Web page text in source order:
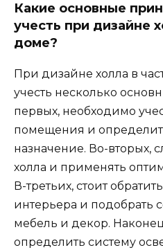
Какие основные
учесть при дизайне
доме?
При дизайне холла в
учесть несколько
первых, необходимо
помещения и
назначение. Во-вторых,
холла и применять
В-третьих, стоит
интерьера и подобрать
мебель и декор.
определить систему